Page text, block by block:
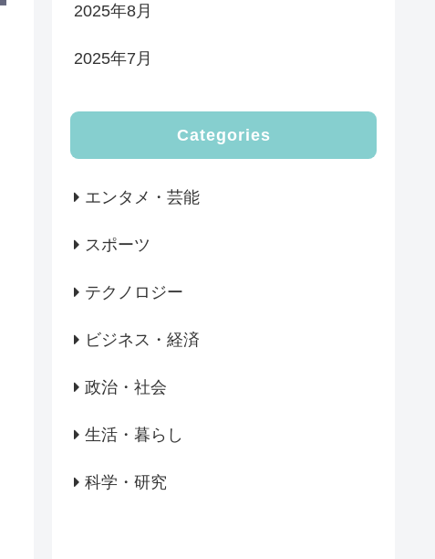
2025年8月
2025年7月
Categories
エンタメ・芸能
スポーツ
テクノロジー
ビジネス・経済
政治・社会
生活・暮らし
科学・研究